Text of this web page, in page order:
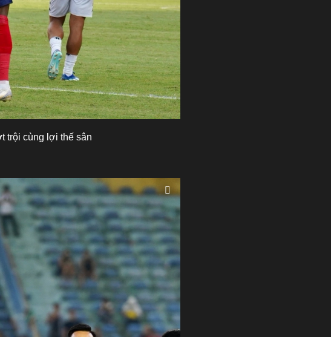
trội cùng lợi thế sân